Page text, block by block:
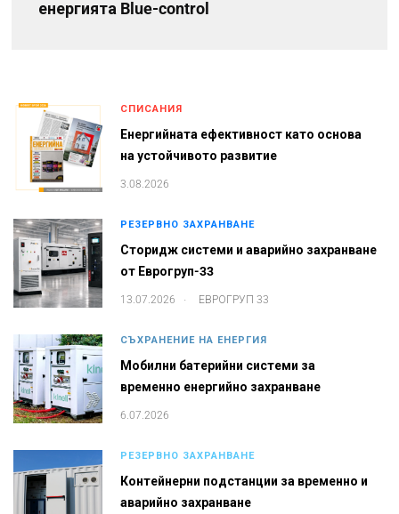
енергията Blue-control
СПИСАНИЯ
Енергийната ефективност като основа
на устойчивото развитие
3.08.2026
РЕЗЕРВНО ЗАХРАНВАНЕ
Сторидж системи и аварийно захранване
от Еврогруп-33
13.07.2026 ЕВРОГРУП 33
СЪХРАНЕНИЕ НА ЕНЕРГИЯ
Мобилни батерийни системи за
временно енергийно захранване
6.07.2026
РЕЗЕРВНО ЗАХРАНВАНЕ
Контейнерни подстанции за временно и
аварийно захранване